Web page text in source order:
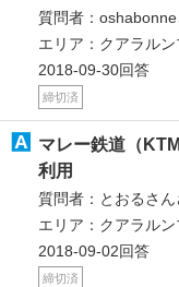
質問者：oshabonne
エリア：クアラル
2018-09-30回答
締切済
マレー鉄道（
利用
質問者：とおるさん
エリア：クアラル
2018-09-02回答
締切済